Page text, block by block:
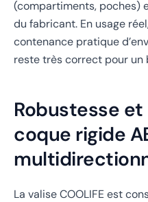
(compartiments, poches)
du fabricant. En usage
contenance pratique
reste très correct pour un
Robustesse
coque rigide
La valise COOLIFE est